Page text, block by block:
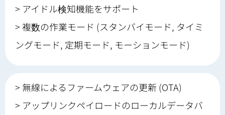
> アイドル検知機能をサポート
> 複数の作業モード (スタンバイモード, タイミ
ングモード, 定期モード, モーションモード)
> 無線によるファームウェアの更新 (OTA)
> アップリンクペイロードのローカルデータバ